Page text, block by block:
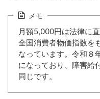
メモ
月額5,000円は法律に
全国消費者物価指数を
なっています。令和８
になっており、障害給
同じです。